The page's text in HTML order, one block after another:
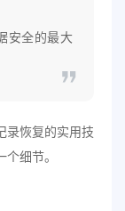
安全的最大
录恢复的实用技
细节。